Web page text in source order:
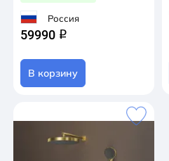
Россия
59990 q
В корзину